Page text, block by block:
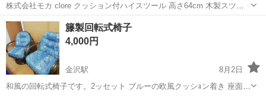
株式会社モカ clore クッション付ハイスツール 高さ64cm 木製スツー
ル 株式会社モカ「clore」シリーズのクッション付きハイスツールで
す。 落ち着いた木目とワインレッドのクッションがおしゃれなデザイ
ンで、カウン...
石川 河北郡 粟ヶ崎駅 椅子
籐製回転式椅子
4,000円
金沢駅
8月2日
和風の回転式椅子です。2ッセット ブルーの欧風クッシｮン着き 座面が